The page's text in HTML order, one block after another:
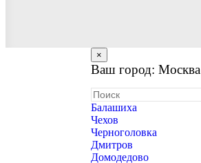
×
Ваш город: Москва
Балашиха
Чехов
Черноголовка
Дмитров
Домодедово